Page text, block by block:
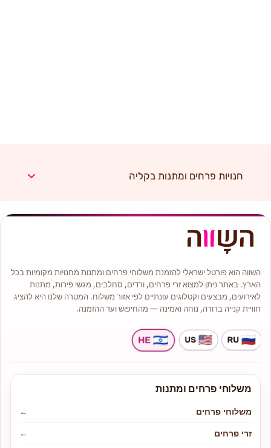
חנויות פרחים ומתנות בקליה
השווה הוא פורטל ישראלי להזמנת משלוחי פרחים ומתנות מחנויות מקומיות בכל
הארץ. באתר ניתן למצוא זרי פרחים, ורדים, סחלבים, מגשי פירות, מתנות
לאירועים, מבצעים וקטלוגים עונתיים לפי אזור משלוח. המטרה שלנו היא להציג
חוויית קנייה ברורה, נוחה ואמינה — מהחיפוש ועד ההזמנה.
משלוחי פרחים ומתנות
משלוחי פרחים
←
זרי פרחים
←